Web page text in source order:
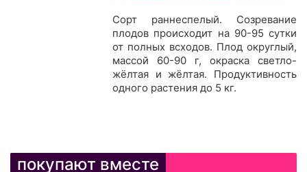
Сорт раннеспелый. Созревание
плодов происходит на 90-95 сутки
от полных всходов. Плод округлый,
массой 60-90 г, окраска светло-
жёлтая и жёлтая. Продуктивность
одного растения до 5 кг.
покупают вместе